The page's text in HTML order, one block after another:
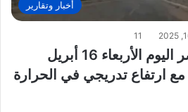
أخبار وتقارير
11
حالة الطقس في مصر اليوم الأربعاء 16 أبريل
مع ارتفاع تدريجي في الحرارة